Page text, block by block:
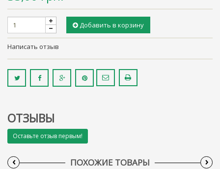
Добавить в корзину
Написать отзыв
ОТЗЫВЫ
Оставьте отзыв первым!
ПОХОЖИЕ ТОВАРЫ
‹ ›